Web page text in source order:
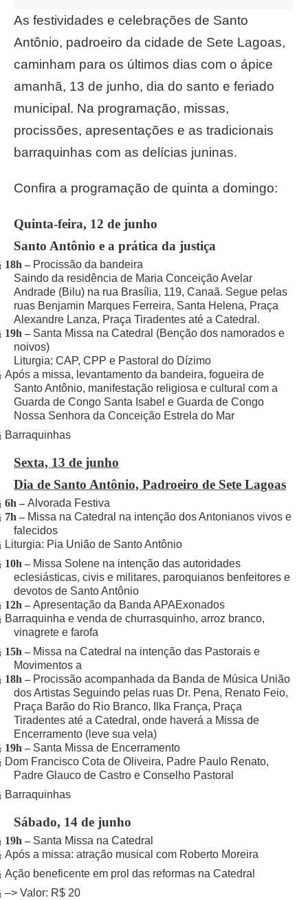
As festividades e celebrações de Santo
Antônio, padroeiro da cidade de Sete Lagoas,
caminham para os últimos dias com o ápice
amanhã, 13 de junho, dia do santo e feriado
municipal. Na programação, missas,
procissões, apresentações e as tradicionais
barraquinhas com as delícias juninas.
Confira a programação de quinta a domingo:
Quinta-feira, 12 de junho
Santo Antônio e a prática da justiça
18h – Procissão da bandeira
Saindo da residência de Maria Conceição Avelar
Andrade (Bilu) na rua Brasília, 119, Canaã. Segue pelas
ruas Benjamin Marques Ferreira, Santa Helena, Praça
Alexandre Lanza, Praça Tiradentes até a Catedral.
19h – Santa Missa na Catedral (Benção dos namorados e
noivos)
Liturgia: CAP, CPP e Pastoral do Dízimo
Após a missa, levantamento da bandeira, fogueira de
Santo Antônio, manifestação religiosa e cultural com a
Guarda de Congo Santa Isabel e Guarda de Congo
Nossa Senhora da Conceição Estrela do Mar
Barraquinhas
Sexta, 13 de junho
Dia de Santo Antônio, Padroeiro de Sete Lagoas
6h – Alvorada Festiva
7h – Missa na Catedral na intenção dos Antonianos vivos e
falecidos
Liturgia: Pia União de Santo Antônio
10h – Missa Solene na intenção das autoridades
eclesiásticas, civis e militares, paroquianos benfeitores e
devotos de Santo Antônio
12h – Apresentação da Banda APAExonados
Barraquinha e venda de churrasquinho, arroz branco,
vinagrete e farofa
15h – Missa na Catedral na intenção das Pastorais e
Movimentos a
18h – Procissão acompanhada da Banda de Música União
dos Artistas Seguindo pelas ruas Dr. Pena, Renato Feio,
Praça Barão do Rio Branco, Ilka França, Praça
Tiradentes até a Catedral, onde haverá a Missa de
Encerramento (leve sua vela)
19h – Santa Missa de Encerramento
Dom Francisco Cota de Oliveira, Padre Paulo Renato,
Padre Glauco de Castro e Conselho Pastoral
Barraquinhas
Sábado, 14 de junho
19h – Santa Missa na Catedral
Após a missa: atração musical com Roberto Moreira
Ação beneficente em prol das reformas na Catedral
–> Valor: R$ 20